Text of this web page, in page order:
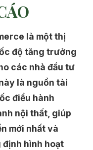
là một thị
độ tăng trưởng
các nhà đầu tư
là nguồn tài
điều hành
nội thất, giúp
mới nhất và
định hình hoạt